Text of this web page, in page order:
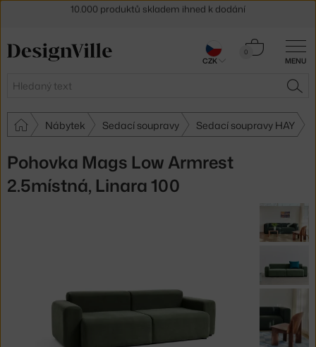
MENU
Hledat
0
Košík
Nábytek Sedací soupravy Sedací soupravy HAY
Pohovka Mags Low Armrest
2.5místná, Linara 100
30 dní na vrácení zboží
CZK